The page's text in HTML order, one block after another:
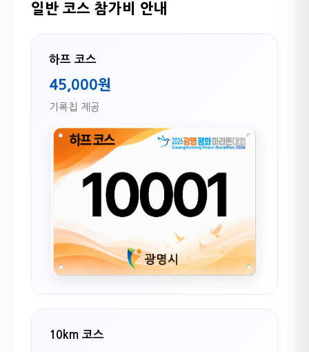
일반 코스 참가비 안내
하프 코스
45,000원
기록칩 제공
10km 코스